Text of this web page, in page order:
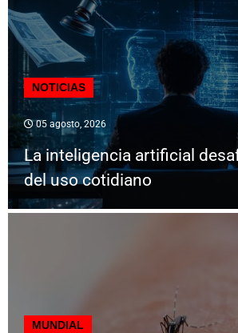
NOTICIAS
05 agosto, 2026
La inteligencia artificial
del uso cotidiano
MUNDIAL